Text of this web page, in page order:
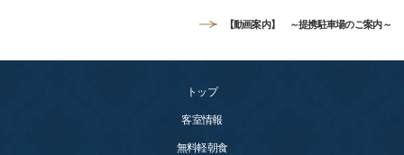
【動画案内】 ～提携駐車場のご案内～
トップ
客室情報
無料軽朝食